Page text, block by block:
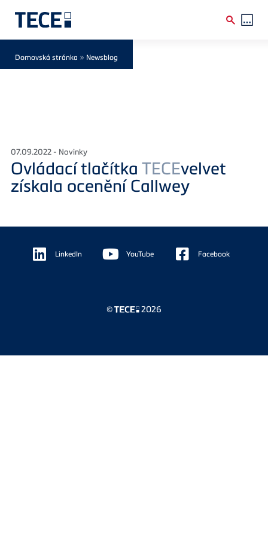
Breadcrumb
Domovská stránka » Newsblog
07.09.2022 - Novinky
Ovládací tlačítka TECEvelvet
získala ocenění Callwey
Floating
Sidebar LinkedIn YouTube Facebook
© 2026